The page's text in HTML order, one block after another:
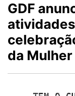
GDF
da Mulher